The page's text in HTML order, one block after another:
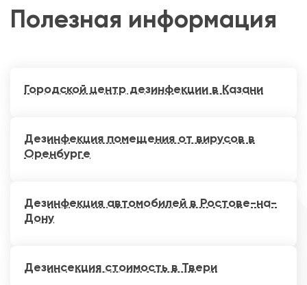
Полезная информация
Городской центр дезинфекции в Казани
Дезинфекция помещения от вирусов в
Оренбурге
Дезинфекция автомобилей в Ростове-на-
Дону
Дезинсекция стоимость в Твери